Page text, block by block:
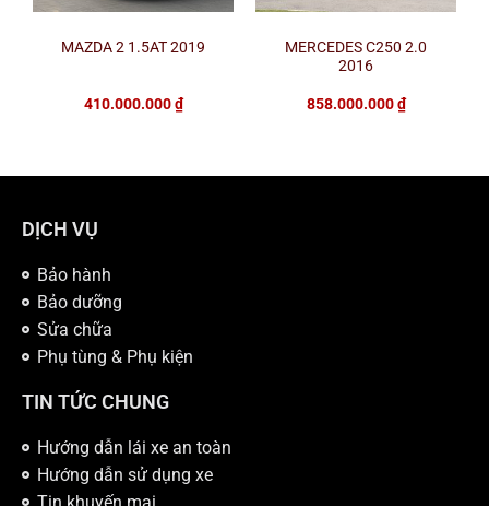
MAZDA 2 1.5AT 2019
410.000.000₫
MERCEDES C250 2.0
2016
858.000.000₫
DỊCH VỤ
Bảo hành
Bảo dưỡng
Sửa chữa
Phụ tùng & Phụ kiện
TIN TỨC CHUNG
Hướng dẫn lái xe an toàn
Hướng dẫn sử dụng xe